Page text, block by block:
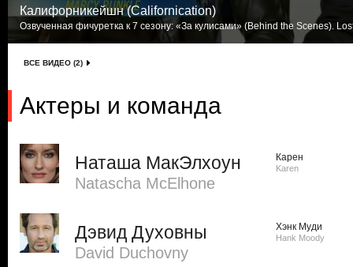
Калифорникейшн (Californication)
Озвученная фичуретка к 7 сезону: «За кулисами» (Behind the Scenes).
ВСЕ ВИДЕО (2)
Актеры и команда
Наташа МакЭлхоун
Natascha McElhone
Карен
Karen
Дэвид Духовны
David Duchovny
Хэнк Муди
Hank Moody